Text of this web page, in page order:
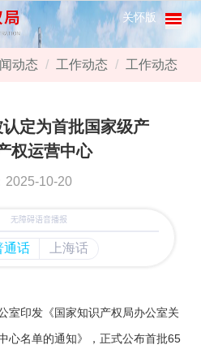
内容区域 关怀版
动态 工作动态 工作动态
定为首批国家级产
权运营中心
2025-10-20
印发《国家知识产权局办公室关
心名单的通知》，正式公布首批65